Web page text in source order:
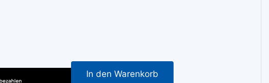
In den Warenkorb